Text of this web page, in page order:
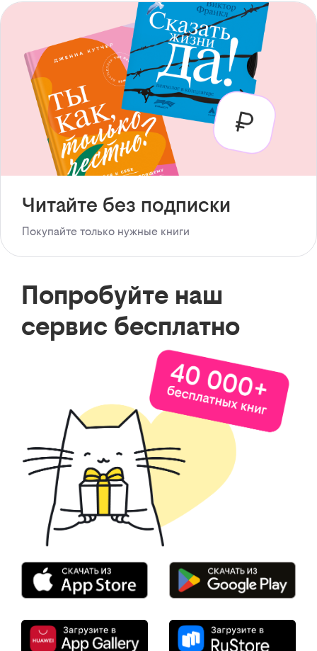
Читайте без подписки
Покупайте только нужные книги
Попробуйте наш
сервис бесплатно